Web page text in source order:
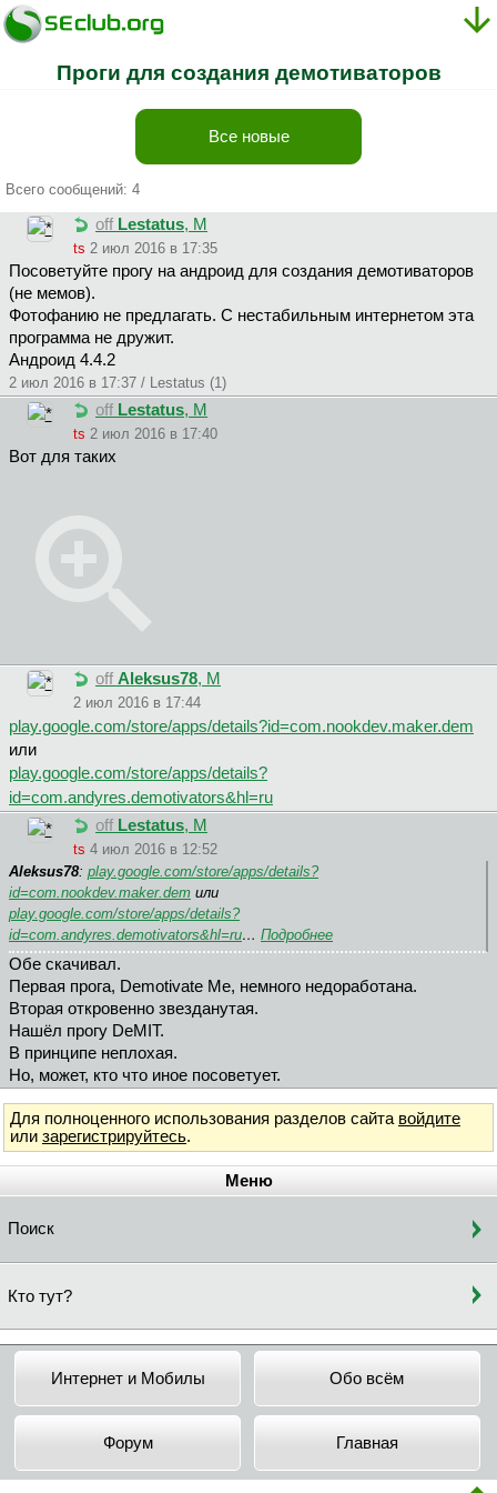
Проги для создания демотиваторов
Все новые
Всего сообщений: 4
off Lestatus, М
ts 2 июл 2016 в 17:35
Посоветуйте прогу на андроид для создания демотиваторов
(не мемов).
Фотофанию не предлагать. С нестабильным интернетом эта
программа не дружит.
Андроид 4.4.2
2 июл 2016 в 17:37 / Lestatus (1)
off Lestatus, М
ts 2 июл 2016 в 17:40
Вот для таких
off Aleksus78, М
2 июл 2016 в 17:44
play.google.com/store/apps/details?id=com.nookdev.maker.dem
или
play.google.com/store/apps/details?
id=com.andyres.demotivators&hl=ru
off Lestatus, М
ts 4 июл 2016 в 12:52
Aleksus78: play.google.com/store/apps/details?
id=com.nookdev.maker.dem или
play.google.com/store/apps/details?
id=com.andyres.demotivators&hl=ru… Подробнее
Обе скачивал.
Первая прога, Demotivate Me, немного недоработана.
Вторая откровенно звезданутая.
Нашёл прогу DeMIT.
В принципе неплохая.
Но, может, кто что иное посоветует.
Для полноценного использования разделов сайта войдите
или зарегистрируйтесь.
Меню
Поиск
Кто тут?
Интернет и Мобилы Обо всём
Форум Главная